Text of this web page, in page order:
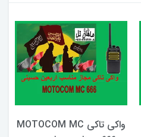
واکی تاکی MOTOCOM MC